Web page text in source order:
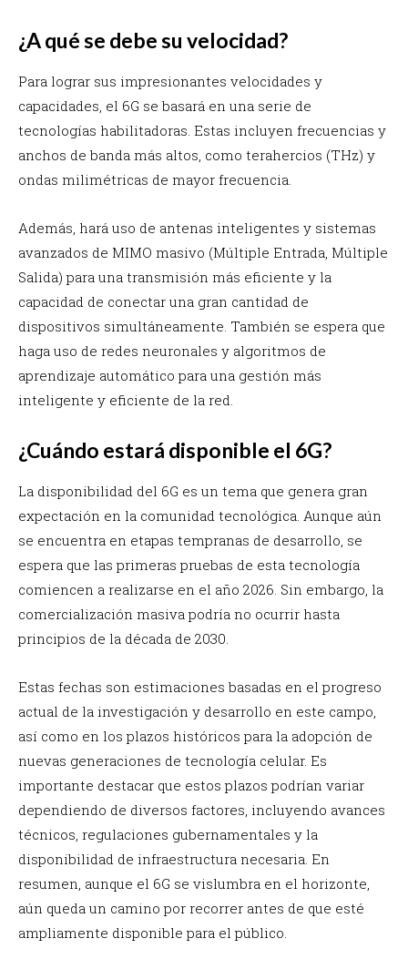
¿A qué se debe su velocidad?
Para lograr sus impresionantes velocidades y
capacidades, el 6G se basará en una serie de
tecnologías habilitadoras. Estas incluyen frecuencias y
anchos de banda más altos, como terahercios (THz) y
ondas milimétricas de mayor frecuencia.
Además, hará uso de antenas inteligentes y sistemas
avanzados de MIMO masivo (Múltiple Entrada, Múltiple
Salida) para una transmisión más eficiente y la
capacidad de conectar una gran cantidad de
dispositivos simultáneamente. También se espera que
haga uso de redes neuronales y algoritmos de
aprendizaje automático para una gestión más
inteligente y eficiente de la red.
¿Cuándo estará disponible el 6G?
La disponibilidad del 6G es un tema que genera gran
expectación en la comunidad tecnológica. Aunque aún
se encuentra en etapas tempranas de desarrollo, se
espera que las primeras pruebas de esta tecnología
comiencen a realizarse en el año 2026. Sin embargo, la
comercialización masiva podría no ocurrir hasta
principios de la década de 2030.
Estas fechas son estimaciones basadas en el progreso
actual de la investigación y desarrollo en este campo,
así como en los plazos históricos para la adopción de
nuevas generaciones de tecnología celular. Es
importante destacar que estos plazos podrían variar
dependiendo de diversos factores, incluyendo avances
técnicos, regulaciones gubernamentales y la
disponibilidad de infraestructura necesaria. En
resumen, aunque el 6G se vislumbra en el horizonte,
aún queda un camino por recorrer antes de que esté
ampliamente disponible para el público.